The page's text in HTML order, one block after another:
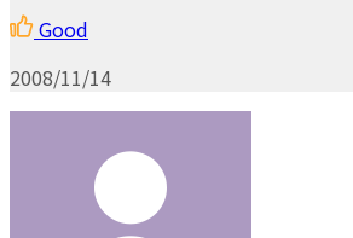
Good
2008/11/14